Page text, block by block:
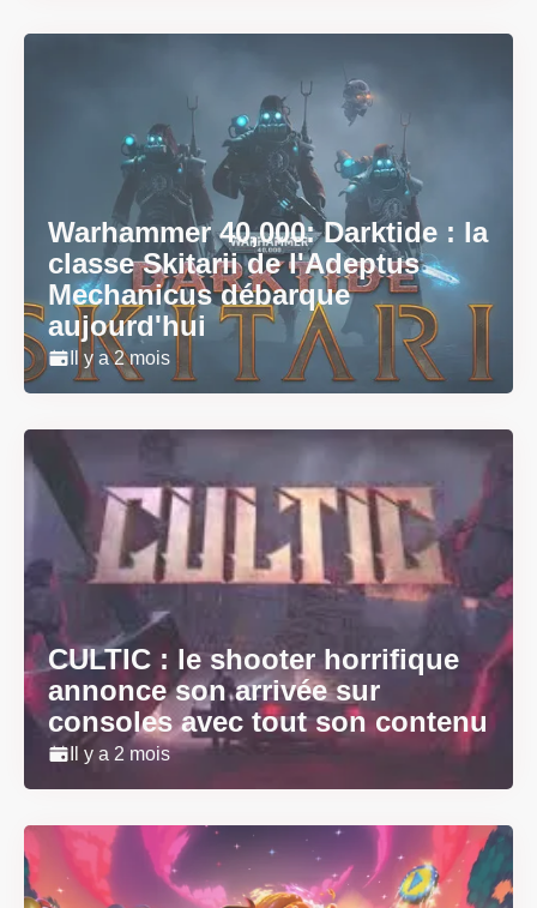
Warhammer 40,000: Darktide : la
classe Skitarii de l'Adeptus
Mechanicus débarque
aujourd'hui
Il y a 2 mois
CULTIC : le shooter horrifique
annonce son arrivée sur
consoles avec tout son contenu
Il y a 2 mois